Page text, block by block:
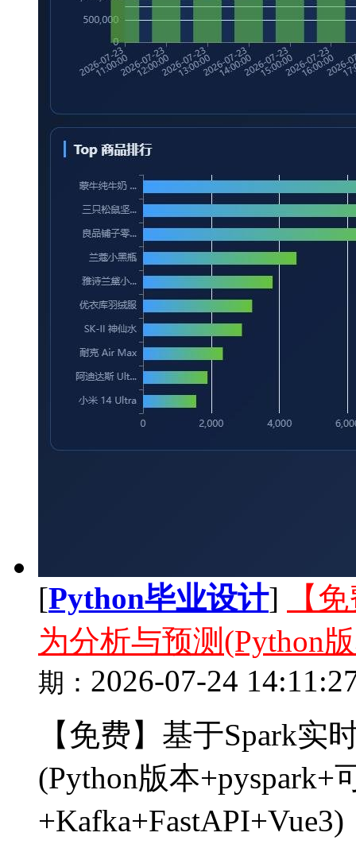
[Python毕业设计]
【
为分析与预测(Python
期： 2026-07-24
【免费】基于Spark实
(Python版本+pyspark+